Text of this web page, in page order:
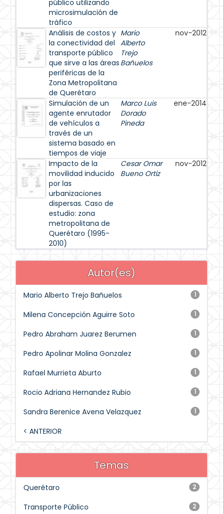
público utilizando
microsimulación de
tráfico
Análisis de costos y
la conectividad del
transporte público
que sirve a las áreas
periféricas de la
Zona Metropolitana
de Querétaro
Mario
Alberto
Trejo
Bañuelos
nov-2012
Simulación de un
agente enrutador
de vehículos a
través de un
sistema basado en
tiempos de viaje
Marco Luis
Dorado
Pineda
ene-2014
Impacto de la
movilidad inducido
por las
urbanizaciones
dispersas. Caso de
estudio: zona
metropolitana de
Querétaro (1995-
2010)
Cesar Omar
Bueno Ortiz
nov-2012
Autor(es)
1
Mario Alberto Trejo Bañuelos
1
Milena Concepción Aguirre Soto
1
Pedro Abraham Juarez Berumen
1
Pedro Apolinar Molina Gonzalez
1
Rafael Murrieta Aburto
1
Rocio Adriana Hernandez Rubio
1
Sandra Berenice Avena Velazquez
< ANTERIOR
Temas
2
Querétaro
2
Transporte Público